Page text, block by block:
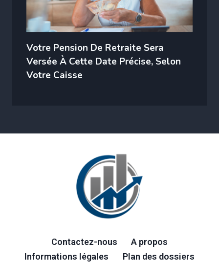
Votre Pension De Retraite Sera
Versée À Cette Date Précise, Selon
Votre Caisse
Contactez-nous
A propos
Informations légales
Plan des dossiers